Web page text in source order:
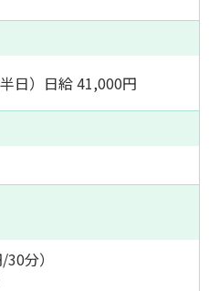
日）日給 41,000円
分）